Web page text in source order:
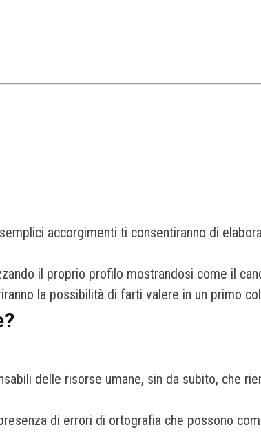
accorgimenti ti consentiranno di
il proprio profilo mostrandosi come il
la possibilità di farti valere in un primo
delle risorse umane, sin da subito, che
di errori di ortografia che possono